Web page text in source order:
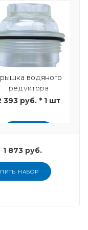
водяного
редуктора
393 руб. * 1 шт
1 873 руб.
НАБОР